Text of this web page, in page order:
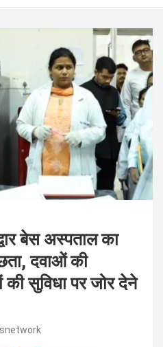
बेस अस्पताल का
दवाओं की
सुविधा पर जोर देने